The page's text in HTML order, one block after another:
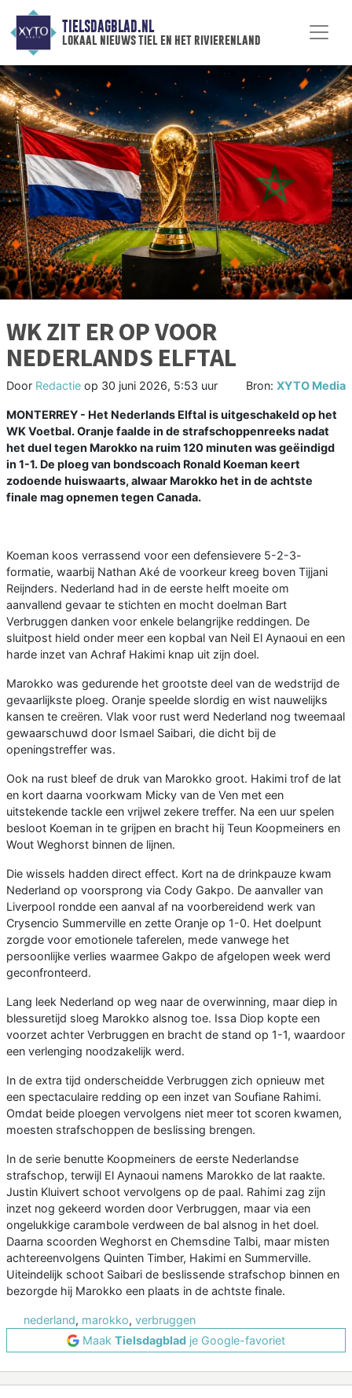
TIELSDAGBLAD.NL
lokaal nieuws tiel en het rivierenland
WK ZIT ER OP VOOR
NEDERLANDS ELFTAL
Door Redactie op 30 juni 2026, 5:53 uur Bron: XYTO Media
MONTERREY - Het Nederlands Elftal is uitgeschakeld op het
WK Voetbal. Oranje faalde in de strafschoppenreeks nadat
het duel tegen Marokko na ruim 120 minuten was geëindigd
in 1-1. De ploeg van bondscoach Ronald Koeman keert
zodoende huiswaarts, alwaar Marokko het in de achtste
finale mag opnemen tegen Canada.
Koeman koos verrassend voor een defensievere 5-2-3-
formatie, waarbij Nathan Aké de voorkeur kreeg boven Tijjani
Reijnders. Nederland had in de eerste helft moeite om
aanvallend gevaar te stichten en mocht doelman Bart
Verbruggen danken voor enkele belangrijke reddingen. De
sluitpost hield onder meer een kopbal van Neil El Aynaoui en een
harde inzet van Achraf Hakimi knap uit zijn doel.
Marokko was gedurende het grootste deel van de wedstrijd de
gevaarlijkste ploeg. Oranje speelde slordig en wist nauwelijks
kansen te creëren. Vlak voor rust werd Nederland nog tweemaal
gewaarschuwd door Ismael Saibari, die dicht bij de
openingstreffer was.
Ook na rust bleef de druk van Marokko groot. Hakimi trof de lat
en kort daarna voorkwam Micky van de Ven met een
uitstekende tackle een vrijwel zekere treffer. Na een uur spelen
besloot Koeman in te grijpen en bracht hij Teun Koopmeiners en
Wout Weghorst binnen de lijnen.
Die wissels hadden direct effect. Kort na de drinkpauze kwam
Nederland op voorsprong via Cody Gakpo. De aanvaller van
Liverpool rondde een aanval af na voorbereidend werk van
Crysencio Summerville en zette Oranje op 1-0. Het doelpunt
zorgde voor emotionele taferelen, mede vanwege het
persoonlijke verlies waarmee Gakpo de afgelopen week werd
geconfronteerd.
Lang leek Nederland op weg naar de overwinning, maar diep in
blessuretijd sloeg Marokko alsnog toe. Issa Diop kopte een
voorzet achter Verbruggen en bracht de stand op 1-1, waardoor
een verlenging noodzakelijk werd.
In de extra tijd onderscheidde Verbruggen zich opnieuw met
een spectaculaire redding op een inzet van Soufiane Rahimi.
Omdat beide ploegen vervolgens niet meer tot scoren kwamen,
moesten strafschoppen de beslissing brengen.
In de serie benutte Koopmeiners de eerste Nederlandse
strafschop, terwijl El Aynaoui namens Marokko de lat raakte.
Justin Kluivert schoot vervolgens op de paal. Rahimi zag zijn
inzet nog gekeerd worden door Verbruggen, maar via een
ongelukkige carambole verdween de bal alsnog in het doel.
Daarna scoorden Weghorst en Chemsdine Talbi, maar misten
achtereenvolgens Quinten Timber, Hakimi en Summerville.
Uiteindelijk schoot Saibari de beslissende strafschop binnen en
bezorgde hij Marokko een plaats in de achtste finale.
nederland, marokko, verbruggen
Maak Tielsdagblad je Google-favoriet